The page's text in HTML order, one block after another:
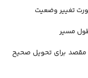
تغییر وضعیت
مسیر
مقصد برای تحویل صحیح